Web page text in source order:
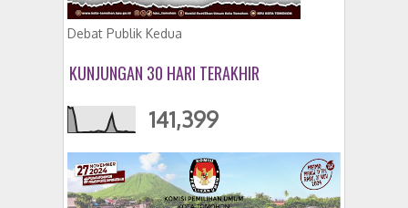
Debat Publik Kedua
KUNJUNGAN 30 HARI TERAKHIR
141,399